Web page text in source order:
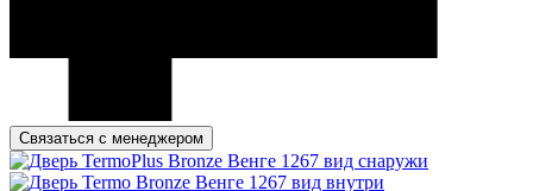
Связаться с менеджером